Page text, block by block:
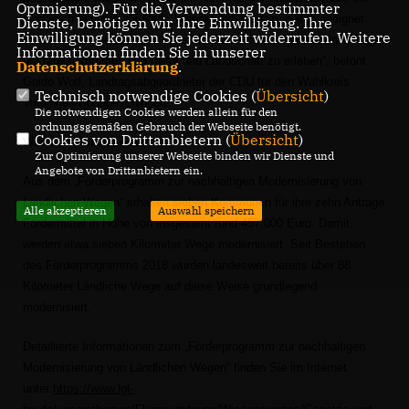
sind auch bestens als Rad-, Wander- oder Spazierwege geeignet.
Insbesondere derzeit sind viele Menschen in der Feldflur unterwegs,
um rauszukommen und Natur und Landschaft zu erleben“, betont
Tuttlingen-Donaueschingen.
Weitere Informationen:
Ländlichen Wegen“ erhalten sieben Kommunen für ihre zehn Anträge
Fördermittel in Höhe von insgesamt rund 457.000 Euro. Damit
Optmierung). Für die Verwendung bestimmter
Dienste, benötigen wir Ihre Einwilligung. Ihre
Einwilligung können Sie jederzeit widerrufen. Weitere
Informationen finden Sie in unserer
Datenschutzerklärung.
Technisch notwendige Cookies (Übersicht)
Die notwendigen Cookies werden allein für den
ordnungsgemäßen Gebrauch der Webseite benötigt.
Cookies von Drittanbietern (Übersicht)
Zur Optimierung unserer Webseite binden wir Dienste und
Angebote von Drittanbietern ein.
Alle akzeptieren Auswahl speichern